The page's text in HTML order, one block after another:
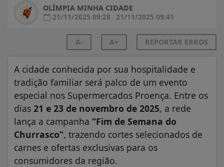
OLÍMPIA MINHA CIDADE
21/11/2025 09:28
21/11/2025 09:41
A- A+ REPORTAR ERROS
A cidade conhecida por sua hospitalidade e
tradição familiar será palco de um evento
especial nos Supermercados Proença. Entre os
dias 21 e 23 de novembro de 2025, a rede
lança a campanha “Fim de Semana do
Churrasco”, trazendo cortes selecionados de
carnes e ofertas exclusivas para os
consumidores da região.